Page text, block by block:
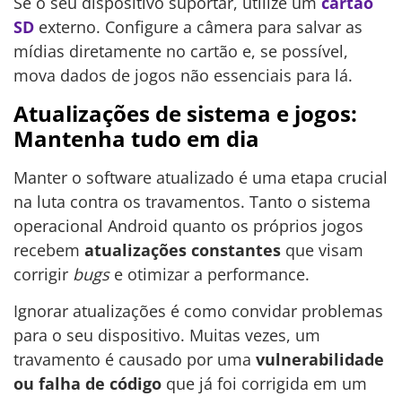
SD externo. Configure a câmera para salvar as
mídias diretamente no cartão e, se possível,
mova dados de jogos não essenciais para lá.
Atualizações de sistema e jogos:
Mantenha tudo em dia
Manter o software atualizado é uma etapa crucial
na luta contra os travamentos. Tanto o sistema
operacional Android quanto os próprios jogos
recebem atualizações constantes que visam
corrigir bugse otimizar a performance.
Ignorar atualizações é como convidar problemas
para o seu dispositivo. Muitas vezes, um
travamento é causado por uma vulnerabilidade
ou falha de código que já foi corrigida em um